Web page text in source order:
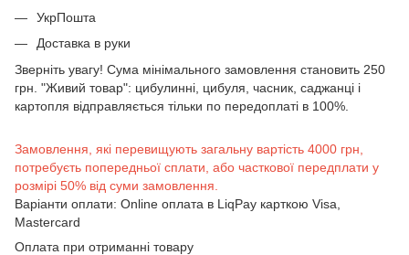
УкрПошта
Доставка в руки
Зверніть увагу! Сума мінімального замовлення становить 250
грн. "Живий товар": цибулинні, цибуля, часник, саджанці і
картопля відправляється тільки по передоплаті в 100%.
Замовлення, які перевищують загальну вартість 4000 грн,
потребуєть попередньої сплати, або часткової передплати у
розмірі 50% від суми замовлення.
Варіанти оплати: Online оплата в LiqPay карткою Visa,
Mastercard
Оплата при отриманні товару